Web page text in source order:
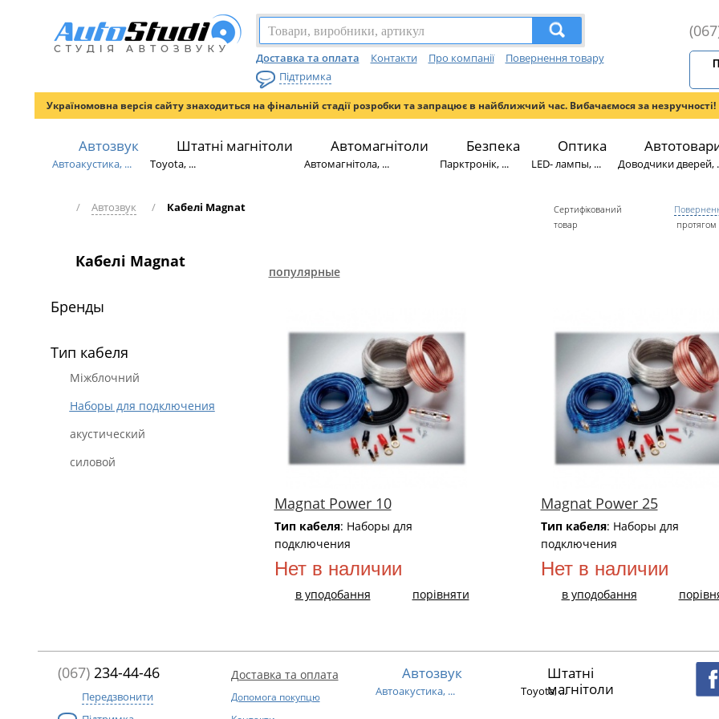
Доставка та оплата Контакти Про компанії
Повернення товару
Підтримка
Україномовна версія сайту знаходиться на фінальній стадії розробки та запрацює в найближчий час. Вибачаємося за незручності!
Автозвук
Автоакустика, ...
Штатні магнітоли
Toyota, ...
Автомагнітоли
Автомагнітола, ...
Безпека
Парктронік, ...
Оптика
LED- лампы, ... Доводчики дверей,
/ Автозвук / Кабелі Magnat
Сертифікований
товар
протягом
Кабелі Magnat
Бренды
Тип кабеля
Міжблочний
Наборы для подключения
акустический
силовой
популярные
Magnat Power 10
Тип кабеля: Наборы для
подключения
Нет в наличии
в уподобання порівняти
Magnat Power 25
Тип кабеля: Наборы для
подключения
Нет в наличии
в уподобання
(067)234-44-46
Передзвонити
Доставка та оплата
Допомога покупцю
Автозвук
Автоакустика, ...
Штатні
магнітоли
Toyota, ...